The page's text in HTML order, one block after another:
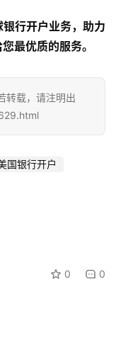
行开户业务，助力
最优质的服务。
转载，请注明出
国银行开户
0 0